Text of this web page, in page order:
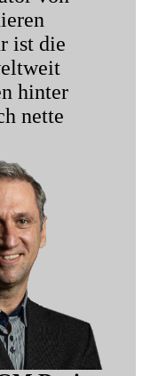
ist die
hinter
nette